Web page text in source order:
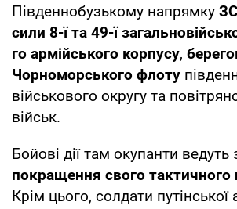
Південнобузькому напрямку
сили 8-ї та 49-ї
го армійського корпусу,
Чорноморського флоту
військового округу та
військ.
Бойові дії там окупанти ведуть
покращення свого
Крім цього, солдати путінської